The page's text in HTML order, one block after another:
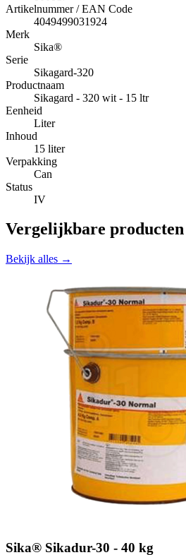
Artikelnummer / EAN Code
4049499031924
Merk
Sika®
Serie
Sikagard-320
Productnaam
Sikagard - 320 wit - 15 ltr
Eenheid
Liter
Inhoud
15 liter
Verpakking
Can
Status
IV
Vergelijkbare producten
Bekijk alles →
Sika® Sikadur-30 - 40 kg